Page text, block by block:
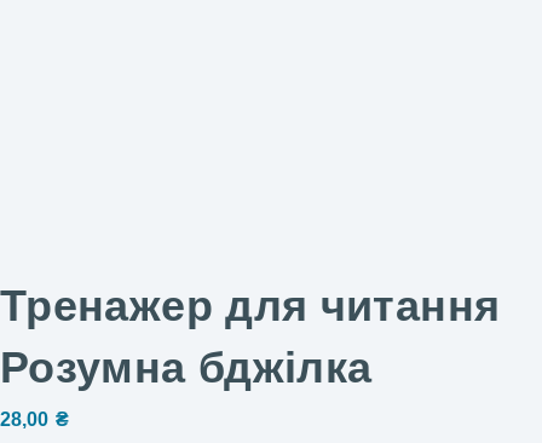
Тренажер для читання
Розумна бджілка
28,00 ₴